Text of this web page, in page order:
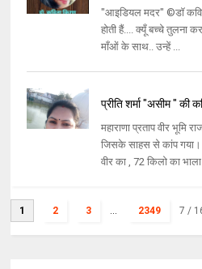
"आइडियल मदर" ©डॉ
होती हैं.... क्यूँ बच्चे तुलना
माँओं के साथ.. उन्हें ...
प्रीति शर्मा "असीम " की
महाराणा प्रताप वीर भूमि
जिसके साहस से कांप
वीर का , 72 किलो का
1 2 3 ... 2349 7 /